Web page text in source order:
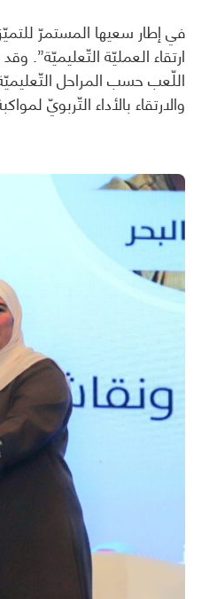
في إطار سعيها المستمرّ
ارتقاء العمليّة التّعليميّة”.
اللّعب حسب المراحل
والارتقاء بالأداء التّربويّ